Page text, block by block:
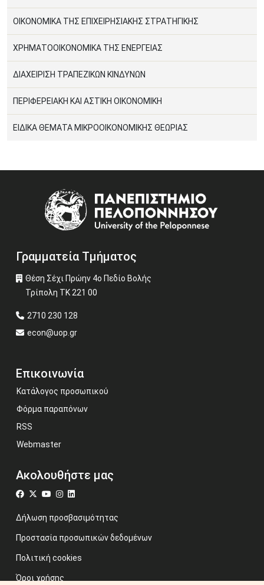
ΟΙΚΟΝΟΜΙΚΑ ΤΗΣ ΕΠΙΧΕΙΡΗΣΙΑΚΗΣ ΣΤΡΑΤΗΓΙΚΗΣ
ΧΡΗΜΑΤΟΟΙΚΟΝΟΜΙΚΑ ΤΗΣ ΕΝΕΡΓΕΙΑΣ
ΔΙΑΧΕΙΡΙΣΗ ΤΡΑΠΕΖΙΚΩΝ ΚΙΝΔΥΝΩΝ
ΠΕΡΙΦΕΡΕΙΑΚΗ ΚΑΙ ΑΣΤΙΚΗ ΟΙΚΟΝΟΜΙΚΗ
ΕΙΔΙΚΑ ΘΕΜΑΤΑ ΜΙΚΡΟΟΙΚΟΝΟΜΙΚΗΣ ΘΕΩΡΙΑΣ
Γραμματεία Τμήματος
Θέση Σέχι Πρώην 4ο Πεδίο Βολής
Τρίπολη ΤΚ 221 00
2710 230 128
econ@uop.gr
Επικοινωνία
Κατάλογος προσωπικού
Φόρμα παραπόνων
RSS
Webmaster
Ακολουθήστε μας
Δήλωση προσβασιμότητας
Προστασία προσωπικών δεδομένων
Πολιτική cookies
Όροι χρήσης